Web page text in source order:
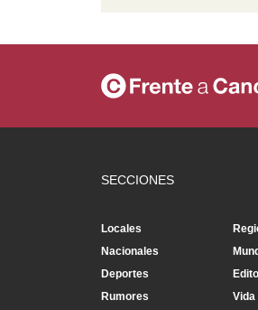
SECCIONES
Locales
Nacionales
Deportes
Rumores
Vida